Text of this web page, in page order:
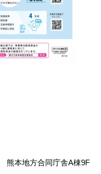
本地方合同庁舎A棟9F